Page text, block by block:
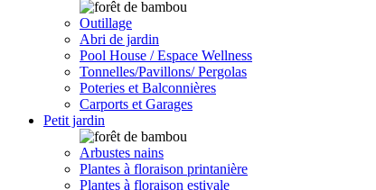
Outillage
Abri de jardin
Pool House / Espace Wellness
Tonnelles/Pavillons/ Pergolas
Poteries et Balconnières
Carports et Garages
Petit jardin
Arbustes nains
Plantes à floraison printanière
Plantes à floraison estivale